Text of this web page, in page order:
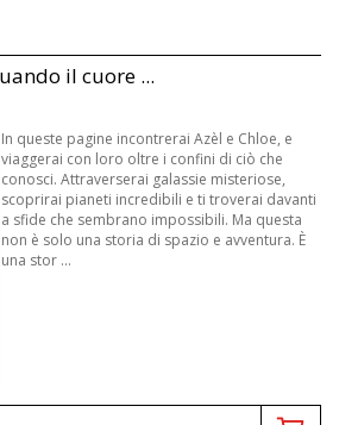
il cuore ...
In queste pagine incontrerai Azèl e Chloe, e
viaggerai con loro oltre i confini di ciò che
conosci. Attraverserai galassie misteriose,
scoprirai pianeti incredibili e ti troverai davanti
a sfide che sembrano impossibili. Ma questa
non è solo una storia di spazio e avventura. È
una stor ...